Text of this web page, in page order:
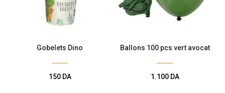
Gobelets Dino
150 DA
Ballons 100 pcs vert avocat
1.100 DA